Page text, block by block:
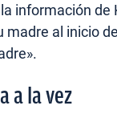
información
al inicio
a la vez